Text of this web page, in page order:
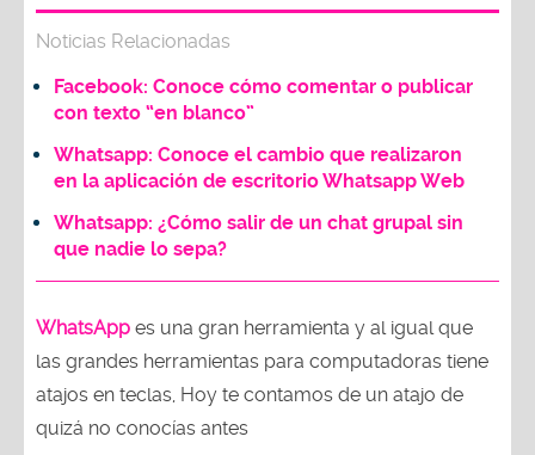
Noticias Relacionadas
Facebook: Conoce cómo comentar o publicar
con texto “en blanco”
Whatsapp: Conoce el cambio que realizaron
en la aplicación de escritorio Whatsapp Web
Whatsapp: ¿Cómo salir de un chat grupal sin
que nadie lo sepa?
WhatsApp es una gran herramienta y al igual que
las grandes herramientas para computadoras tiene
atajos en teclas, Hoy te contamos de un atajo de
quizá no conocías antes